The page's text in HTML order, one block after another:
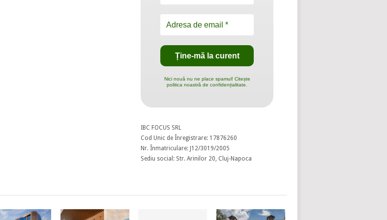
Nici nouă nu ne place spamul! Citește
politica noastră de confidențialitate.
IBC FOCUS SRL
Cod Unic de Înregistrare: 17876260
Nr. Înmatriculare: J12/3019/2005
Sediu social: Str. Arinilor 20, Cluj-Napoca